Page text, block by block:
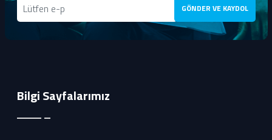
GÖNDER VE KAYDOL
Bilgi Sayfalarımız